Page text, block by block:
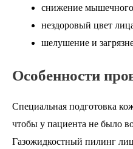
снижение мышечного
нездоровый цвет
шелушение и
Особенности
Специальная подготовка
чтобы у пациента не было
Газожидкостный пилинг